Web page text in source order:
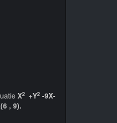
X2 +Y2 -9X-
(6 , 9).